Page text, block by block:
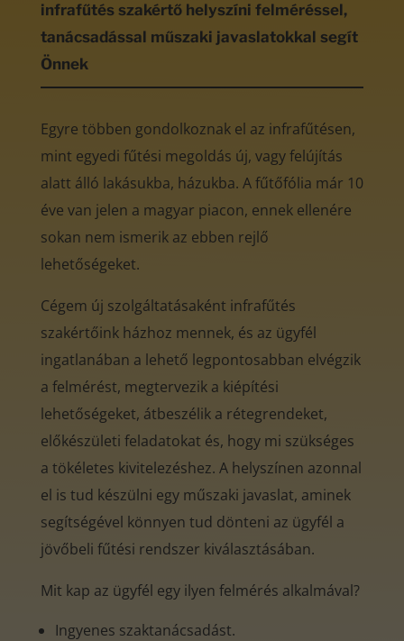
infrafűtés szakértő helyszíni felméréssel,
tanácsadással műszaki javaslatokkal segít
Önnek
Egyre többen gondolkoznak el az infrafűtésen,
mint egyedi fűtési megoldás új, vagy felújítás
alatt álló lakásukba, házukba. A fűtőfólia már 10
éve van jelen a magyar piacon, ennek ellenére
sokan nem ismerik az ebben rejlő
lehetőségeket.
Cégem új szolgáltatásaként infrafűtés
szakértőink házhoz mennek, és az ügyfél
ingatlanában a lehető legpontosabban elvégzik
a felmérést, megtervezik a kiépítési
lehetőségeket, átbeszélik a rétegrendeket,
előkészületi feladatokat és, hogy mi szükséges
a tökéletes kivitelezéshez. A helyszínen azonnal
el is tud készülni egy műszaki javaslat, aminek
segítségével könnyen tud dönteni az ügyfél a
jövőbeli fűtési rendszer kiválasztásában.
Mit kap az ügyfél egy ilyen felmérés alkalmával?
Ingyenes szaktanácsadást.